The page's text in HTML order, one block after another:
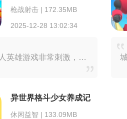
枪战射击 | 172.35MB
2025-12-28 13:02:34
变形机器人英雄游戏非常刺激，操控机器人对抗怪兽拯救城市。这些机器人能够变换形态，时而变成汽车，时而化为飞机，战斗方式多种多样。你可以随意更换装备，无论是激光炮还
异世界格斗少女养成记
休闲益智 | 133.09MB